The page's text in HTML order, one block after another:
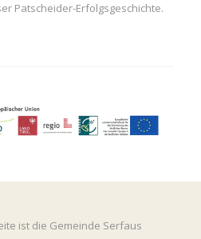
Patscheider-Erfolgsgeschichte.
ist die Gemeinde Serfaus